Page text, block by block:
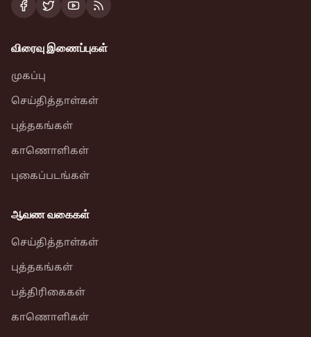
விரைவு இணைப்புகள்
முகப்பு
செய்தித்தாள்கள்
புத்தகங்கள்
காணொளிகள்
புகைப்படங்கள்
ஆவண வகைகள்
செய்தித்தாள்கள்
புத்தகங்கள்
பத்திரிகைகள்
காணொளிகள்